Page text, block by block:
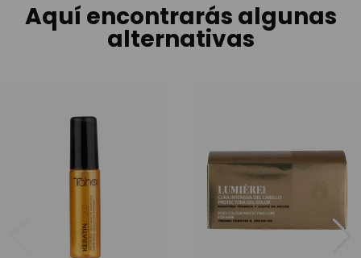
Aquí encontrarás algunas
alternativas